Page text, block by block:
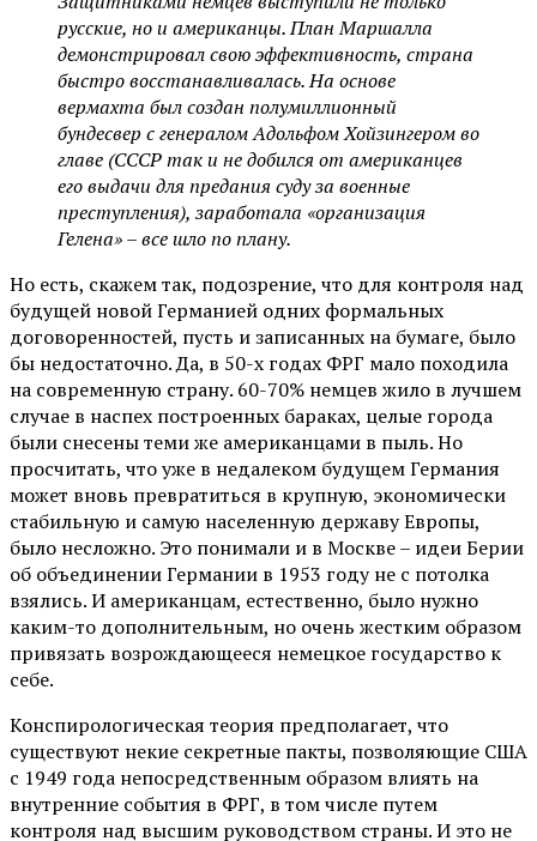
русские, но и американцы. План Маршалла
демонстрировал свою эффективность, страна
быстро восстанавливалась. На основе
вермахта был создан полумиллионный
бундесвер с генералом Адольфом Хойзингером во
главе (СССР так и не добился от американцев
его выдачи для предания суду за военные
преступления), заработала «организация
Гелена» – все шло по плану.
Но есть, скажем так, подозрение, что для контроля над
будущей новой Германией одних формальных
договоренностей, пусть и записанных на бумаге, было
бы недостаточно. Да, в 50-х годах ФРГ мало походила
на современную страну. 60-70% немцев жило в лучшем
случае в наспех построенных бараках, целые города
были снесены теми же американцами в пыль. Но
просчитать, что уже в недалеком будущем Германия
может вновь превратиться в крупную, экономически
стабильную и самую населенную державу Европы,
было несложно. Это понимали и в Москве – идеи Берии
об объединении Германии в 1953 году не с потолка
взялись. И американцам, естественно, было нужно
каким-то дополнительным, но очень жестким образом
привязать возрождающееся немецкое государство к
себе.
Конспирологическая теория предполагает, что
существуют некие секретные пакты, позволяющие США
с 1949 года непосредственным образом влиять на
внутренние события в ФРГ, в том числе путем
контроля над высшим руководством страны. И это не